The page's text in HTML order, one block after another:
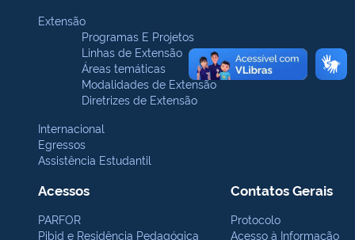
Extensão
Programas E Projetos
Linhas de Extensão
Áreas temáticas
Modalidades de Extensão
Diretrizes de Extensão
Internacional
Egressos
Assistência Estudantil
Acessos
PARFOR
Pibid e Residência Pedagógica
Contatos Gerais
Protocolo
Acesso à Informação